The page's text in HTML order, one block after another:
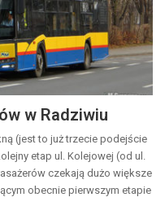
w Radziwiu
(jest to już trzecie podejście
etap ul. Kolejowej (od ul.
czekają dużo większe
obecnie pierwszym etapie